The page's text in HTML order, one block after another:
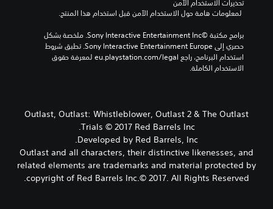
تحذيرات الاستخدام الآمن
الاستخدام الكاملة.
Outlast, Outlast: Whistleblower, Outlast 2 & The Outlast
Trials © 2017 Red Barrels Inc.
Developed by Red Barrels, Inc.
Outlast and all characters, their distinctive likenesses, and
related elements are trademarks and material protected by
copyright of Red Barrels Inc.© 2017. All Rights Reserved.